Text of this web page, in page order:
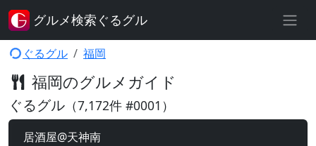
ぐるグル 福岡
福岡のグルメガイド
ぐるグル （7,172件 #0001）
居酒屋@天神南
グルメ検索ぐるグル